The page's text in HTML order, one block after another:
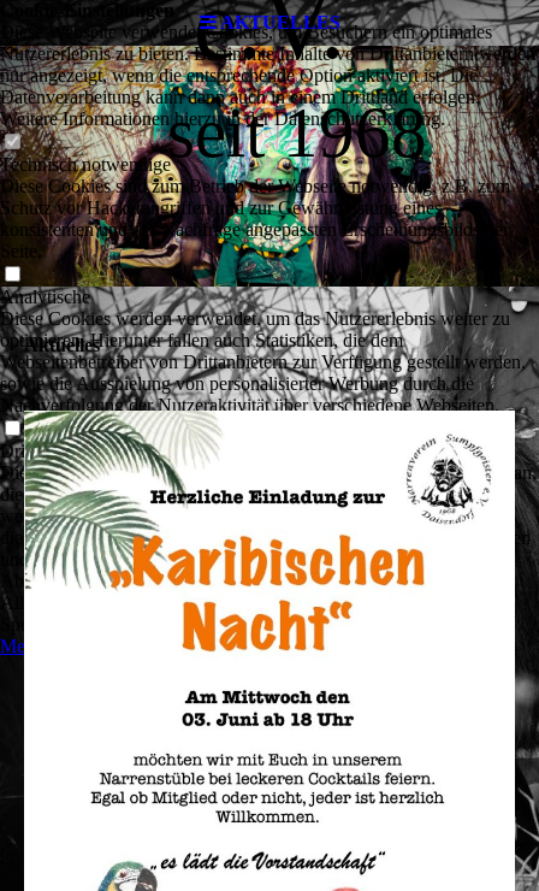
AKTUELLES
e.V.
seit 1968
Aktuelles
Cookie-Einstellungen
Diese Webseite verwendet Cookies, um Besuchern ein optimales
Nutzererlebnis zu bieten. Bestimmte Inhalte von Drittanbietern werden
nur angezeigt, wenn die entsprechende Option aktiviert ist. Die
Datenverarbeitung kann dann auch in einem Drittland erfolgen.
Weitere Informationen hierzu in der Datenschutzerklärung.
Technisch notwendige
Diese Cookies sind zum Betrieb der Webseite notwendig, z.B. zum
Schutz vor Hackerangriffen und zur Gewährleistung eines
konsistenten und der Nachfrage angepassten Erscheinungsbilds der
Seite.
Analytische
Diese Cookies werden verwendet, um das Nutzererlebnis weiter zu
optimieren. Hierunter fallen auch Statistiken, die dem
Webseitenbetreiber von Drittanbietern zur Verfügung gestellt werden,
sowie die Ausspielung von personalisierter Werbung durch die
Nachverfolgung der Nutzeraktivität über verschiedene Webseiten.
Drittanbieter-Inhalte
Diese Webseite bietet möglicherweise Inhalte oder Funktionalitäten an,
die von Drittanbietern eigenverantwortlich zur Verfügung gestellt
werden. Diese Drittanbieter können eigene Cookies setzen, z.B. um
die Nutzeraktivität zu verfolgen oder ihre Angebote zu personalisieren
und zu optimieren.
Ablehnen
Alle akzeptieren
Speichern
Mehr Informationen